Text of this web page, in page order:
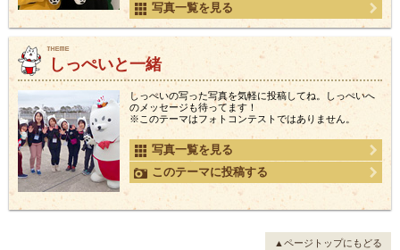
写真一覧を見る
しっぺいと一緒
しっぺいの写った写真を気軽に投稿してね。しっぺいへ
のメッセージも待ってます！
※このテーマはフォトコンテストではありません。
写真一覧を見る
このテーマに投稿する
▲ページトップにもどる